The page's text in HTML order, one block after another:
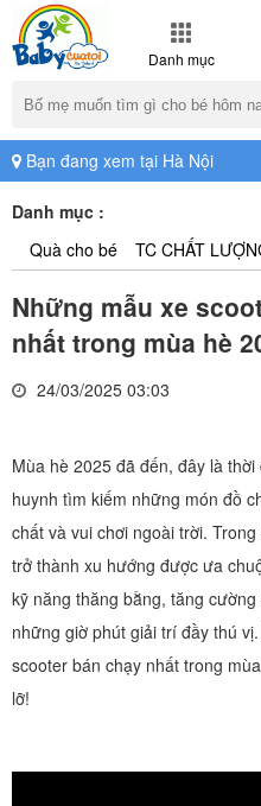
Danh mục
Bạn đang xem tại Hà Nội
Danh mục :
Quà cho bé
TC CHẤT
Những mẫu xe
nhất trong mùa hè
24/03/2025 03:03
Mùa hè 2025 đã đến, đây là
huynh tìm kiếm những món đồ
chất và vui chơi ngoài trời. Trong
trở thành xu hướng được ưa
kỹ năng thăng bằng, tăng
những giờ phút giải trí đầy thú
scooter bán chạy nhất trong
lỡ!